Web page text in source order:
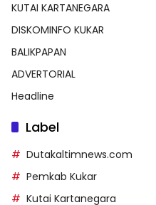
KUTAI KARTANEGARA
DISKOMINFO KUKAR
BALIKPAPAN
ADVERTORIAL
Headline
Label
Dutakaltimnews.com
Pemkab Kukar
Kutai Kartanegara